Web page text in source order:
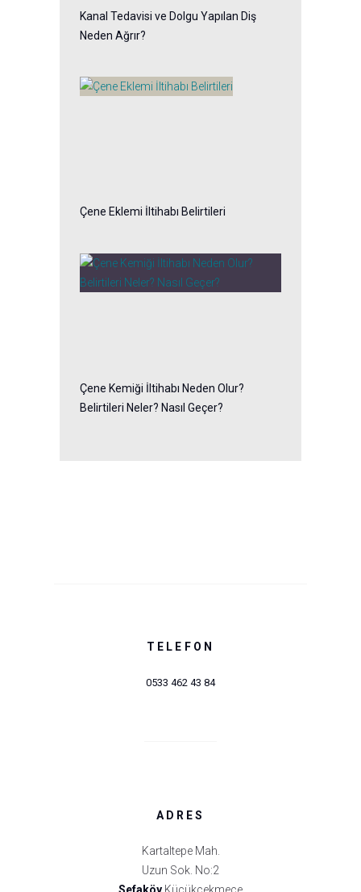
Kanal Tedavisi ve Dolgu Yapılan Diş
Neden Ağrır?
Çene Eklemi İltihabı Belirtileri
Çene Kemiği İltihabı Neden Olur?
Belirtileri Neler? Nasıl Geçer?
TELEFON
0533 462 43 84
ADRES
Kartaltepe Mah.
Uzun Sok. No:2